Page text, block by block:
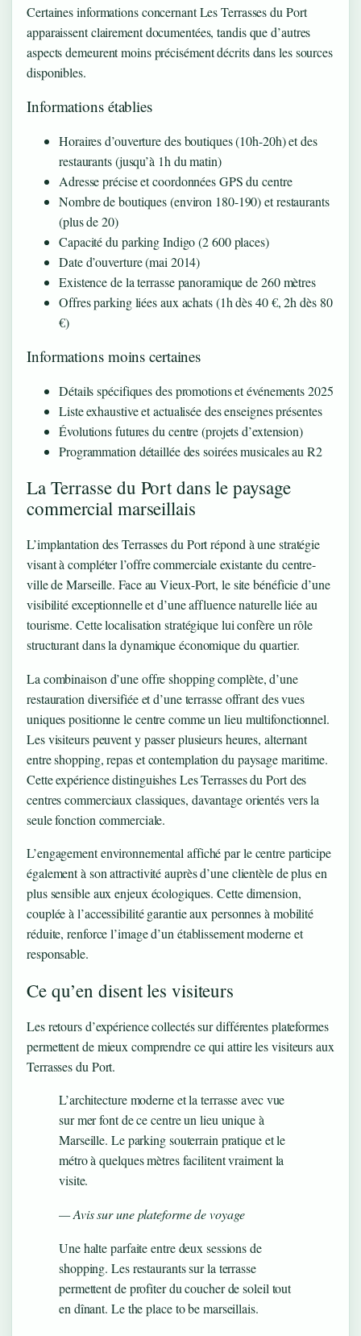
Certaines informations concernant Les Terrasses du Port
apparaissent clairement documentées, tandis que d’autres
aspects demeurent moins précisément décrits dans les sources
disponibles.
Informations établies
Horaires d’ouverture des boutiques (10h-20h) et des
restaurants (jusqu’à 1h du matin)
Adresse précise et coordonnées GPS du centre
Nombre de boutiques (environ 180-190) et restaurants
(plus de 20)
Capacité du parking Indigo (2 600 places)
Date d’ouverture (mai 2014)
Existence de la terrasse panoramique de 260 mètres
Offres parking liées aux achats (1h dès 40 €, 2h dès 80
€)
Informations moins certaines
Détails spécifiques des promotions et événements 2025
Liste exhaustive et actualisée des enseignes présentes
Évolutions futures du centre (projets d’extension)
Programmation détaillée des soirées musicales au R2
La Terrasse du Port dans le paysage
commercial marseillais
L’implantation des Terrasses du Port répond à une stratégie
visant à compléter l’offre commerciale existante du centre-
ville de Marseille. Face au Vieux-Port, le site bénéficie d’une
visibilité exceptionnelle et d’une affluence naturelle liée au
tourisme. Cette localisation stratégique lui confère un rôle
structurant dans la dynamique économique du quartier.
La combinaison d’une offre shopping complète, d’une
restauration diversifiée et d’une terrasse offrant des vues
uniques positionne le centre comme un lieu multifonctionnel.
Les visiteurs peuvent y passer plusieurs heures, alternant
entre shopping, repas et contemplation du paysage maritime.
Cette expérience distinguishes Les Terrasses du Port des
centres commerciaux classiques, davantage orientés vers la
seule fonction commerciale.
L’engagement environnemental affiché par le centre participe
également à son attractivité auprès d’une clientèle de plus en
plus sensible aux enjeux écologiques. Cette dimension,
couplée à l’accessibilité garantie aux personnes à mobilité
réduite, renforce l’image d’un établissement moderne et
responsable.
Ce qu’en disent les visiteurs
Les retours d’expérience collectés sur différentes plateformes
permettent de mieux comprendre ce qui attire les visiteurs aux
Terrasses du Port.
L’architecture moderne et la terrasse avec vue
sur mer font de ce centre un lieu unique à
Marseille. Le parking souterrain pratique et le
métro à quelques mètres facilitent vraiment la
visite.
— Avis sur une plateforme de voyage
Une halte parfaite entre deux sessions de
shopping. Les restaurants sur la terrasse
permettent de profiter du coucher de soleil tout
en dînant. Le the place to be marseillais.